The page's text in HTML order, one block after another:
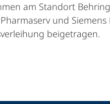
am Standort
und
beigetragen.